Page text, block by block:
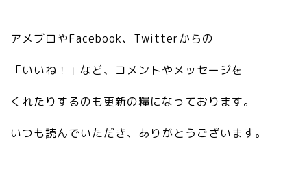
0.
0/
sv
gr
ay
/e
アメブロやFacebook、Twitterからの
「いいね！」など、コメントやメッセージを
くれたりするのも更新の糧になっております。
いつも読んでいただき、ありがとうございます。